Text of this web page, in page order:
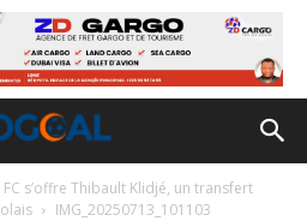
s’offre Thibault Klidjé, un transfert
IMG_20250713_101103